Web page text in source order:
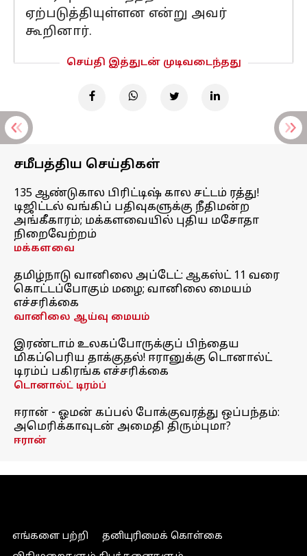
ஏற்படுத்தியுள்ளன என்று அவர்
கூறினார்.
செய்தி இத்துடன் முடிவடைந்தது
சமீபத்திய செய்திகள்
135 ஆண்டுகால பிரிட்டிஷ் கால சட்டம் ரத்து!
டிஜிட்டல் வங்கிப் பதிவுகளுக்கு நீதிமன்ற
அங்கீகாரம்; மக்களவையில் புதிய மசோதா
நிறைவேற்றம்
மக்களவை
தமிழ்நாடு வானிலை அப்டேட்: ஆகஸ்ட் 11 வரை
கொட்டப்போகும் மழை; வானிலை மையம்
எச்சரிக்கை
வானிலை ஆய்வு மையம்
இரண்டாம் உலகப்போருக்குப் பிந்தைய
மிகப்பெரிய தாக்குதல்! ஈரானுக்கு டொனால்ட்
டிரம்ப் பகிரங்க எச்சரிக்கை
டொனால்ட் டிரம்ப்
ஈரான் - ஓமன் கப்பல் போக்குவரத்து ஒப்பந்தம்:
அமெரிக்காவுடன் அமைதி திரும்புமா?
ஈரான்
எங்களை பற்றி
தனியுரிமைக் கொள்கை